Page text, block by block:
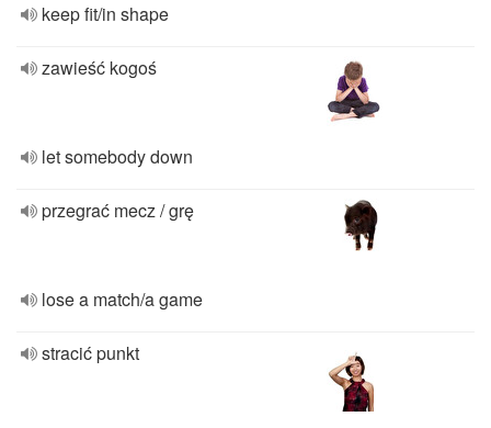
keep fit/in shape
zawieść kogoś
let somebody down
przegrać mecz / grę
lose a match/a game
stracić punkt